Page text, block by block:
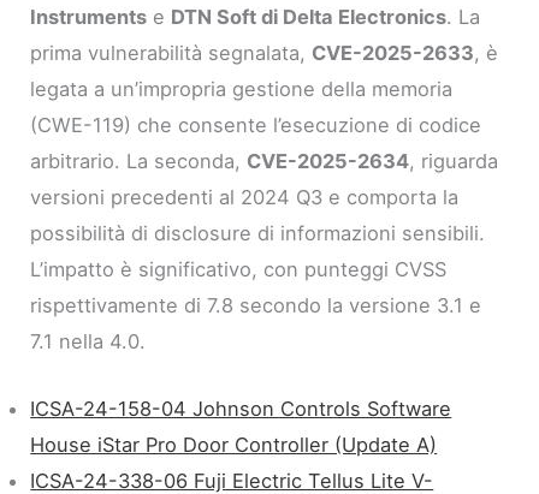
Instruments e DTN Soft di Delta Electronics. La
prima vulnerabilità segnalata, CVE-2025-2633, è
legata a un’impropria gestione della memoria
(CWE-119) che consente l’esecuzione di codice
arbitrario. La seconda, CVE-2025-2634, riguarda
versioni precedenti al 2024 Q3 e comporta la
possibilità di disclosure di informazioni sensibili.
L’impatto è significativo, con punteggi CVSS
rispettivamente di 7.8 secondo la versione 3.1 e
7.1 nella 4.0.
ICSA-24-158-04 Johnson Controls Software
House iStar Pro Door Controller (Update A)
ICSA-24-338-06 Fuji Electric Tellus Lite V-